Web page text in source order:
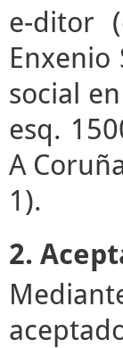
e-ditor
Enxenio
social
esq.
A
1).
2.